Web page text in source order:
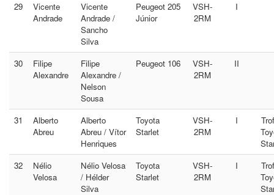
29
Vicente
Andrade
Vicente
Andrade /
Sancho
Silva
Peugeot 205
Júnior
VSH-
2RM
I
30
Filipe
Alexandre
Filipe
Alexandre /
Nelson
Sousa
Peugeot 106
VSH-
2RM
II
31
Alberto
Abreu
Alberto
Abreu / Vítor
Henriques
Toyota
Starlet
VSH-
2RM
I
32
Nélio
Velosa
Nélio Velosa
/ Hélder
Silva
Toyota
Starlet
VSH-
2RM
I